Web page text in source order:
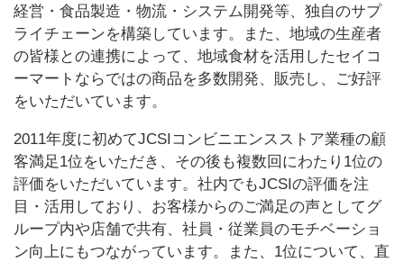
経営・食品製造・物流・システム開発等、独自のサプ
ライチェーンを構築しています。また、地域の生産者
の皆様との連携によって、地域食材を活用したセイコ
ーマートならではの商品を多数開発、販売し、ご好評
をいただいています。
2011年度に初めてJCSIコンビニエンスストア業種の顧
客満足1位をいただき、その後も複数回にわたり1位の
評価をいただいています。社内でもJCSIの評価を注
目・活用しており、お客様からのご満足の声としてグ
ループ内や店舗で共有、社員・従業員のモチベーショ
ン向上にもつながっています。また、1位について、直